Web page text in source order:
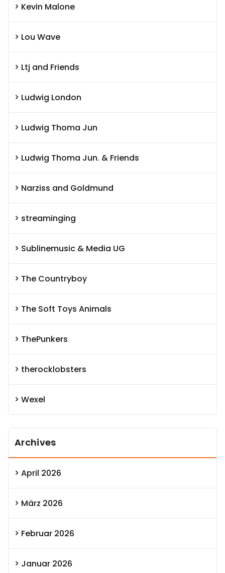
Kevin Malone
Lou Wave
Ltj and Friends
Ludwig London
Ludwig Thoma Jun
Ludwig Thoma Jun. & Friends
Narziss and Goldmund
streaminging
Sublinemusic & Media UG
The Countryboy
The Soft Toys Animals
ThePunkers
therocklobsters
Wexel
Archives
April 2026
März 2026
Februar 2026
Januar 2026